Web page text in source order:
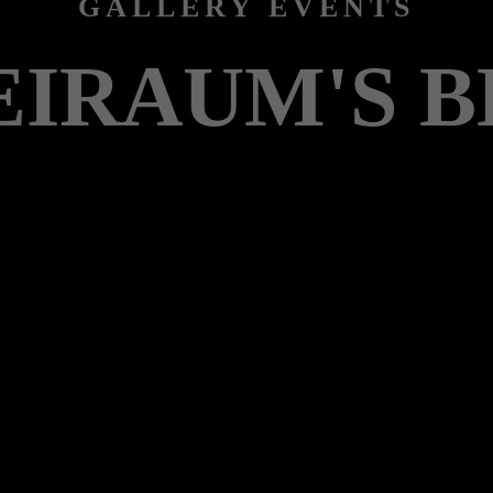
GALLERY EVENTS